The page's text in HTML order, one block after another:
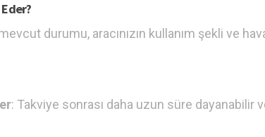
durumu, aracınızın kullanım şekli ve
: Takviye sonrası daha uzun süre dayanabilir